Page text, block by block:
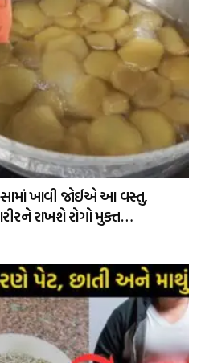
ખાવી જોઈએ આ વસ્તુ,
રાખશે રોગો મુક્ત…